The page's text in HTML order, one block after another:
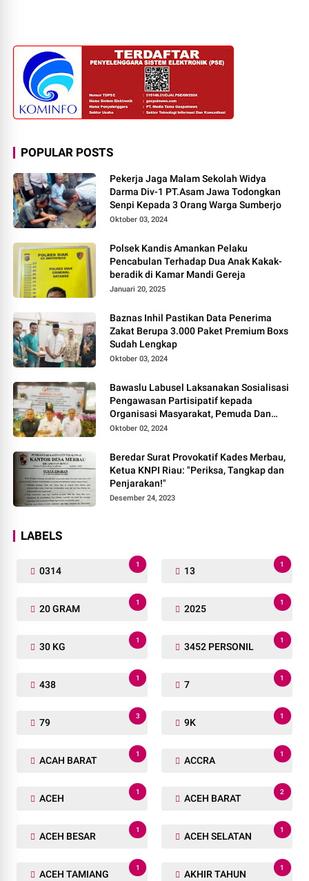
POPULAR POSTS
Pekerja Jaga Malam Sekolah Widya
Darma Div-1 PT.Asam Jawa Todongkan
Senpi Kepada 3 Orang Warga Sumberjo
Oktober 03, 2024
Polsek Kandis Amankan Pelaku
Pencabulan Terhadap Dua Anak Kakak-
beradik di Kamar Mandi Gereja
Januari 20, 2025
Baznas Inhil Pastikan Data Penerima
Zakat Berupa 3.000 Paket Premium Boxs
Sudah Lengkap
Oktober 03, 2024
Bawaslu Labusel Laksanakan Sosialisasi
Pengawasan Partisipatif kepada
Organisasi Masyarakat, Pemuda Dan
Agama Pada pilkada Serentak 2024
Oktober 02, 2024
Beredar Surat Provokatif Kades Merbau,
Ketua KNPI Riau: "Periksa, Tangkap dan
Penjarakan!"
Desember 24, 2023
LABELS
0314
1
13
1
20 GRAM
1
2025
1
30 KG
1
3452 PERSONIL
1
438
1
7
1
79
3
9K
1
ACAH BARAT
1
ACCRA
1
ACEH
1
ACEH BARAT
2
ACEH BESAR
1
ACEH SELATAN
1
ACEH TAMIANG
1
AKHIR TAHUN
1